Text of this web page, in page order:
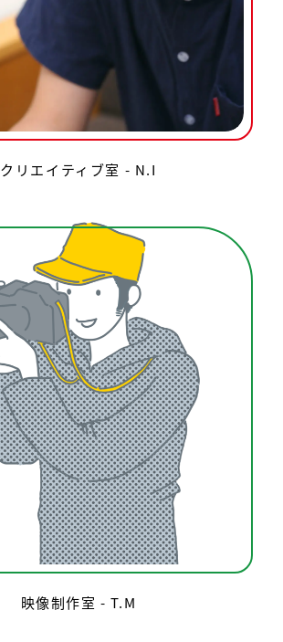
クリエイティブ室 - N.I
映像制作室 - T.M